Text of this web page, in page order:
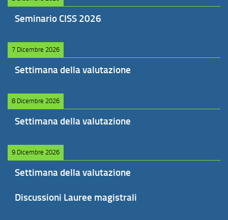
Seminario CISS 2026
7 Dicembre 2026
Settimana della valutazione
8 Dicembre 2026
Settimana della valutazione
9 Dicembre 2026
Settimana della valutazione
Discussioni Lauree magistrali